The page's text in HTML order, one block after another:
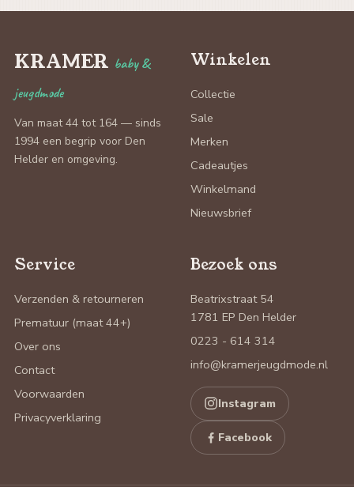
KRAMER baby &
jeugdmode
Van maat 44 tot 164 — sinds
1994 een begrip voor Den
Helder en omgeving.
Winkelen
Collectie
Sale
Merken
Cadeautjes
Winkelmand
Nieuwsbrief
Service
Verzenden & retourneren
Prematuur (maat 44+)
Over ons
Contact
Voorwaarden
Privacyverklaring
Bezoek ons
Beatrixstraat 54
1781 EP Den Helder
0223 - 614 314
info@kramerjeugdmode.nl
Instagram
Facebook